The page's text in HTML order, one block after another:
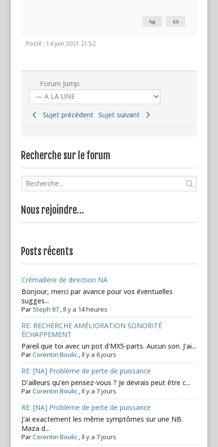
Posté : 14 juin 2021 21:52
Forum Jump:
Sujet précédent Sujet suivant
Recherche sur le forum
Nous rejoindre…
Posts récents
Crémaillère de direction NA
Bonjour, merci par avance pour vos éventuelles
sugges...
ParSteph 87, Il y a 14 heures
RE: RECHERCHE AMÉLIORATION SONORITÉ
ÉCHAPPEMENT
Pareil que toi avec un pot d'MX5-parts. Aucun son. J'ai...
ParCorentin Boulic, Il y a 6 jours
RE: [NA] Problème de perte de puissance
D'ailleurs qu'en pensez-vous ? Je devrais peut être c...
ParCorentin Boulic, Il y a 7 jours
RE: [NA] Problème de perte de puissance
J'ai exactement les même symptômes sur une NB.
Maza d...
ParCorentin Boulic, Il y a 7 jours